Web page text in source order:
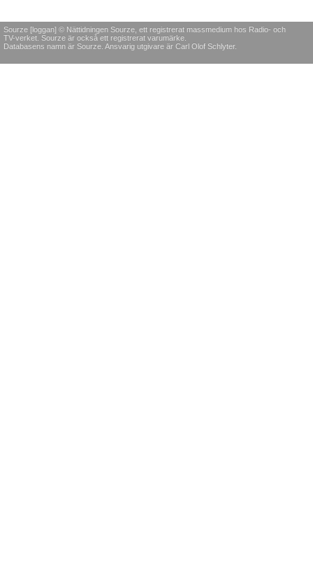
Sourze [loggan] © Nättidningen Sourze, ett registrerat massmedium hos Radio- och
TV-verket. Sourze är också ett registrerat varumärke.
Databasens namn är Sourze. Ansvarig utgivare är Carl Olof Schlyter.